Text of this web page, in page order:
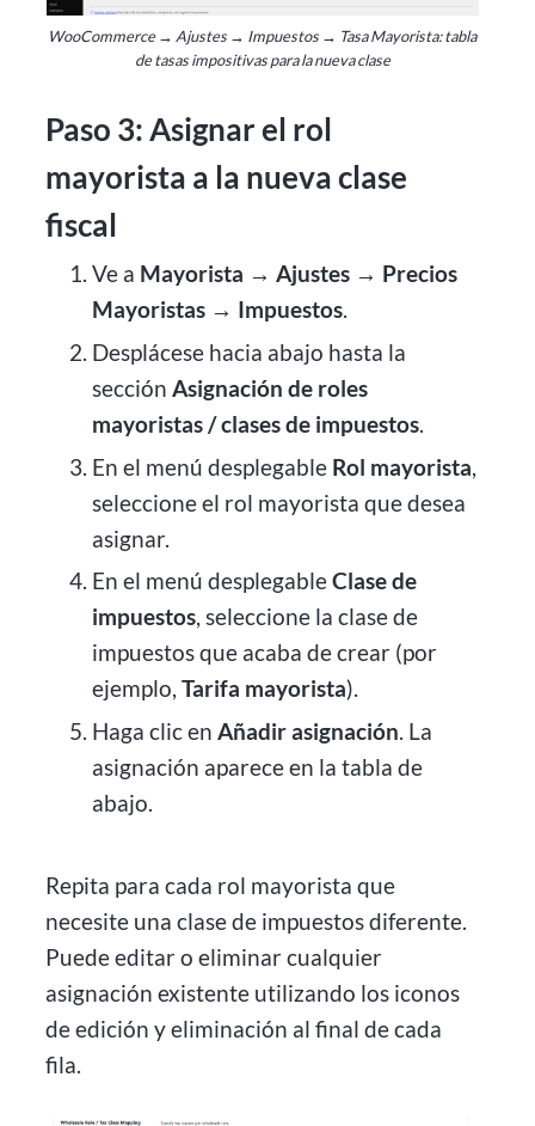
WooCommerce → Ajustes → Impuestos → Tasa Mayorista: tabla
de tasas impositivas para la nueva clase
Paso 3: Asignar el rol
mayorista a la nueva clase
fiscal
Ve a Mayorista → Ajustes → Precios
Mayoristas → Impuestos.
Desplácese hacia abajo hasta la
sección Asignación de roles
mayoristas / clases de impuestos.
En el menú desplegable Rol mayorista,
seleccione el rol mayorista que desea
asignar.
En el menú desplegableClase de
impuestos, seleccione la clase de
impuestos que acaba de crear (por
ejemplo, Tarifa mayorista).
Haga clic en Añadir asignación. La
asignación aparece en la tabla de
abajo.
Repita para cada rol mayorista que
necesite una clase de impuestos diferente.
Puede editar o eliminar cualquier
asignación existente utilizando los iconos
de edición y eliminación al final de cada
fila.